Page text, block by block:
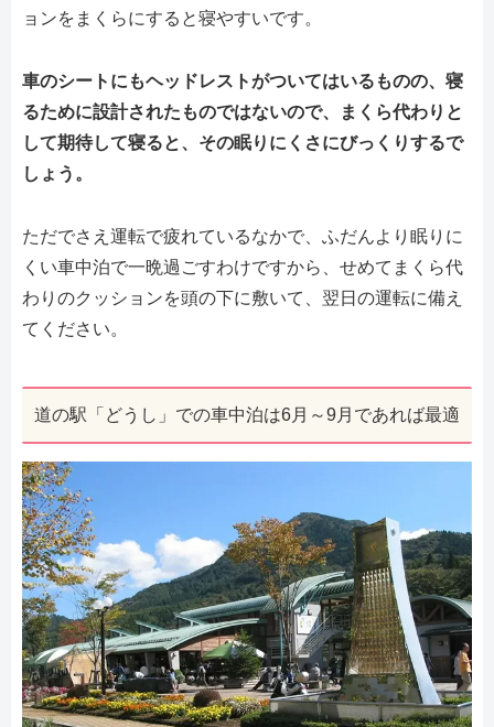
ョンをまくらにすると寝やすいです。
車のシートにもヘッドレストがついてはいるものの、寝
るために設計されたものではないので、まくら代わりと
して期待して寝ると、その眠りにくさにびっくりするで
しょう。
ただでさえ運転で疲れているなかで、ふだんより眠りに
くい車中泊で一晩過ごすわけですから、せめてまくら代
わりのクッションを頭の下に敷いて、翌日の運転に備え
てください。
道の駅「どうし」での車中泊は6月～9月であれば最適